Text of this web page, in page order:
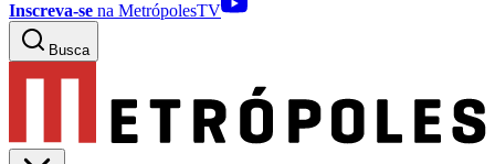
Inscreva-se na MetrópolesTV
Busca